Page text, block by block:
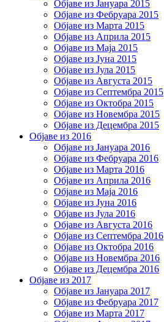
Објаве из Јануара 2015
Објаве из Фебруара 2015
Објаве из Марта 2015
Објаве из Априла 2015
Објаве из Маја 2015
Објаве из Јуна 2015
Објаве из Јула 2015
Објаве из Августа 2015
Објаве из Септембра 2015
Објаве из Октобра 2015
Објаве из Новембра 2015
Објаве из Децембра 2015
Објаве из 2016
Објаве из Јануара 2016
Објаве из Фебруара 2016
Објаве из Марта 2016
Објаве из Априла 2016
Објаве из Маја 2016
Објаве из Јуна 2016
Објаве из Јула 2016
Објаве из Августа 2016
Објаве из Септембра 2016
Објаве из Октобра 2016
Објаве из Новембра 2016
Објаве из Децембра 2016
Објаве из 2017
Објаве из Јануара 2017
Објаве из Фебруара 2017
Објаве из Марта 2017